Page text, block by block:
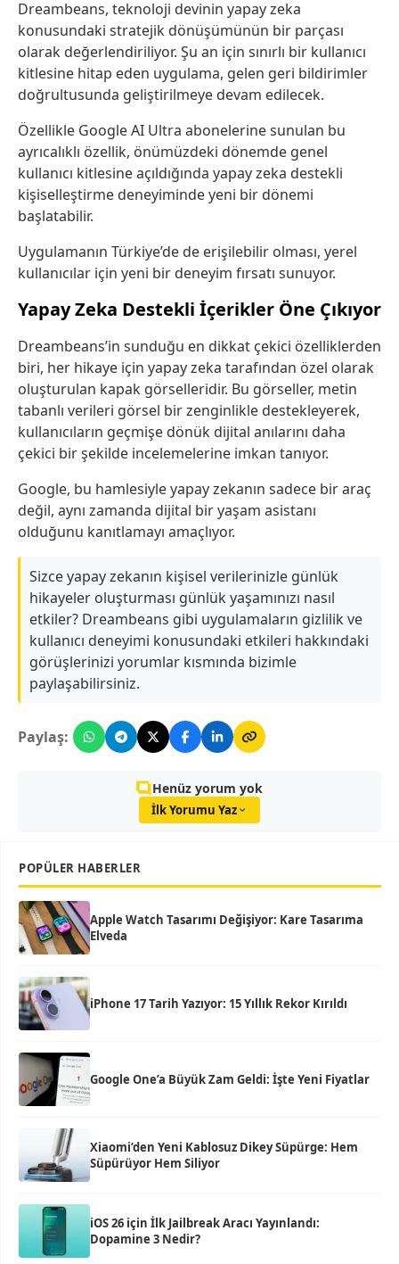
Dreambeans, teknoloji devinin yapay zeka
konusundaki stratejik dönüşümünün bir parçası
olarak değerlendiriliyor. Şu an için sınırlı bir kullanıcı
kitlesine hitap eden uygulama, gelen geri bildirimler
doğrultusunda geliştirilmeye devam edilecek.
Özellikle Google AI Ultra abonelerine sunulan bu
ayrıcalıklı özellik, önümüzdeki dönemde genel
kullanıcı kitlesine açıldığında yapay zeka destekli
kişiselleştirme deneyiminde yeni bir dönemi
başlatabilir.
Uygulamanın Türkiye’de de erişilebilir olması, yerel
kullanıcılar için yeni bir deneyim fırsatı sunuyor.
Yapay Zeka Destekli İçerikler Öne Çıkıyor
Dreambeans’in sunduğu en dikkat çekici özelliklerden
biri, her hikaye için yapay zeka tarafından özel olarak
oluşturulan kapak görselleridir. Bu görseller, metin
tabanlı verileri görsel bir zenginlikle destekleyerek,
kullanıcıların geçmişe dönük dijital anılarını daha
çekici bir şekilde incelemelerine imkan tanıyor.
Google, bu hamlesiyle yapay zekanın sadece bir araç
değil, aynı zamanda dijital bir yaşam asistanı
olduğunu kanıtlamayı amaçlıyor.
Sizce yapay zekanın kişisel verilerinizle günlük
hikayeler oluşturması günlük yaşamınızı nasıl
etkiler? Dreambeans gibi uygulamaların gizlilik ve
kullanıcı deneyimi konusundaki etkileri hakkındaki
görüşlerinizi yorumlar kısmında bizimle
paylaşabilirsiniz.
Paylaş:
Henüz yorum yok
İlk Yorumu Yaz
POPÜLER HABERLER
Apple Watch Tasarımı Değişiyor: Kare Tasarıma
Elveda
iPhone 17 Tarih Yazıyor: 15 Yıllık Rekor Kırıldı
Google One’a Büyük Zam Geldi: İşte Yeni Fiyatlar
Xiaomi’den Yeni Kablosuz Dikey Süpürge: Hem
Süpürüyor Hem Siliyor
iOS 26 için İlk Jailbreak Aracı Yayınlandı:
Dopamine 3 Nedir?